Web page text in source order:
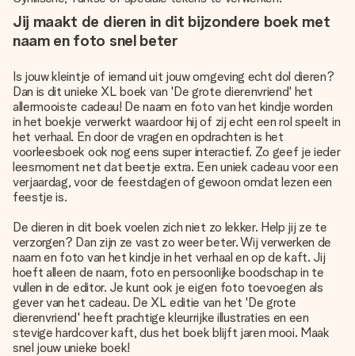
Jij maakt de dieren in dit bijzondere boek met
naam en foto snel beter
Is jouw kleintje of iemand uit jouw omgeving echt dol dieren?
Dan is dit unieke XL boek van 'De grote dierenvriend' het
allermooiste cadeau! De naam en foto van het kindje worden
in het boekje verwerkt waardoor hij of zij echt een rol speelt in
het verhaal. En door de vragen en opdrachten is het
voorleesboek ook nog eens super interactief. Zo geef je ieder
leesmoment net dat beetje extra. Een uniek cadeau voor een
verjaardag, voor de feestdagen of gewoon omdat lezen een
feestje is.
De dieren in dit boek voelen zich niet zo lekker. Help jij ze te
verzorgen? Dan zijn ze vast zo weer beter. Wij verwerken de
naam en foto van het kindje in het verhaal en op de kaft. Jij
hoeft alleen de naam, foto en persoonlijke boodschap in te
vullen in de editor. Je kunt ook je eigen foto toevoegen als
gever van het cadeau. De XL editie van het 'De grote
dierenvriend' heeft prachtige kleurrijke illustraties en een
stevige hardcover kaft, dus het boek blijft jaren mooi. Maak
snel jouw unieke boek!